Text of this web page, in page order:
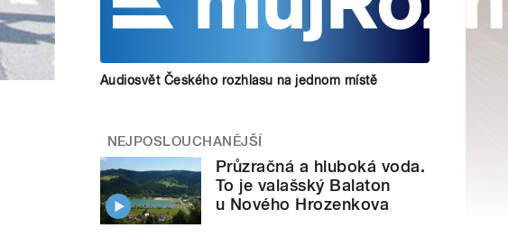
Audiosvět Českého rozhlasu na jednom místě
NEJPOSLOUCHANĚJŠÍ
Průzračná a hluboká voda.
To je valašský Balaton
u Nového Hrozenkova